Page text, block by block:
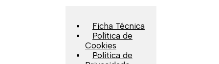
Ficha Técnica
Política de
Cookies
Política de